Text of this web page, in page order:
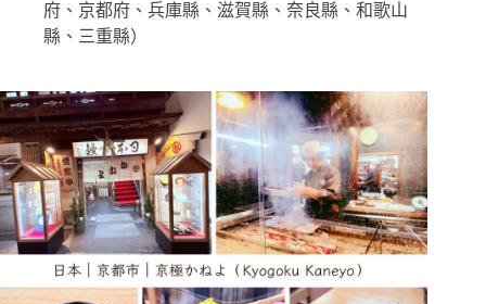
府、京都府、兵庫縣、滋賀縣、奈良縣、和歌山
縣、三重縣）